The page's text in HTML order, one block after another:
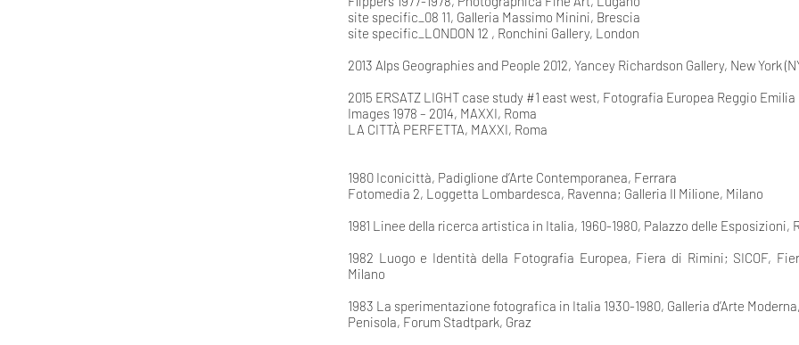
site specific_08 11, Galleria Massimo Minini, Brescia
site specific_LONDON 12 , Ronchini Gallery, London
2013 Alps Geographies and People 2012, Yancey Richardson Gallery, New York
2015 ERSATZ LIGHT case study #1 east west, Fotografia Europea Reggio Emilia
Images 1978 – 2014, MAXXI, Roma
LA CITTÀ PERFETTA, MAXXI, Roma
1980 Iconicittà, Padiglione d’Arte Contemporanea, Ferrara
Fotomedia 2, Loggetta Lombardesca, Ravenna; Galleria Il Milione, Milano
1981 Linee della ricerca artistica in Italia, 1960-1980, Palazzo delle Esposizioni,
1982 Luogo e Identità della Fotografia Europea, Fiera di Rimini; SICOF,
Milano
1983 La sperimentazione fotografica in Italia 1930-1980, Galleria d’Arte
Penisola, Forum Stadtpark, Graz